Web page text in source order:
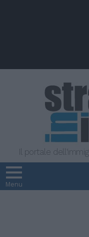
Il portale
Menu